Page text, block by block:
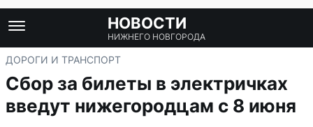
НОВОСТИ
НИЖНЕГО НОВГОРОДА
ДОРОГИ И ТРАНСПОРТ
Сбор за билеты в электричках
введут нижегородцам с 8 июня